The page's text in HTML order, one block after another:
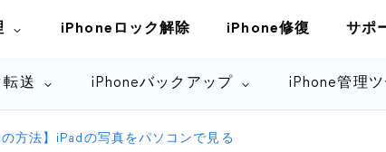
iPhoneロック解除 iPhone修復 サポ
転送 iPhoneバックアップ iPhone管理
の方法】iPadの写真をパソコンで見る